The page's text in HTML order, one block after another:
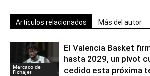
Artículos relacionados Más del autor
Mercado de
Fichajes
El Valencia Basket
hasta 2029, un pívot
cedido esta próxima